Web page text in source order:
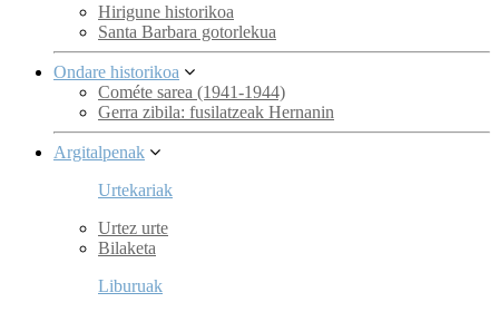
Hirigune historikoa
Santa Barbara gotorlekua
Ondare historikoa
Cométe sarea (1941-1944)
Gerra zibila: fusilatzeak Hernanin
Argitalpenak
Urtekariak
Urtez urte
Bilaketa
Liburuak